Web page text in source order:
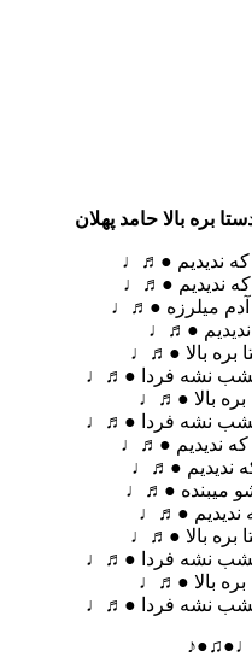
بره بالا حامد پهلان
که ندیدیم ●♬♩
که ندیدیم ●♬♩
میلرزه ●♬♩
ندیدیم ●♬♩
بره بالا ●♬♩
نشه فردا ●♬♩
بره بالا ●♬♩
نشه فردا ●♬♩
که ندیدیم ●♬♩
ندیدیم ●♬♩
میبنده ●♬♩
ندیدیم ●♬♩
بره بالا ●♬♩
نشه فردا ●♬♩
بره بالا ●♬♩
نشه فردا ●♬♩